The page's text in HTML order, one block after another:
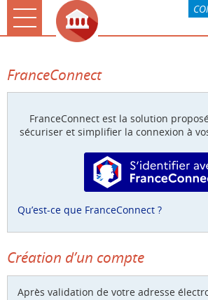
Ouvrir le menu
La CARO & Moi
Paiement
FranceConnect
FranceConnect est la solution
sécuriser et simplifier la connexion à
Qu’est-ce que FranceConnect ?
Création d’un compte
Après validation de votre adresse